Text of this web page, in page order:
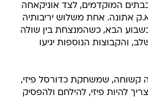
המוקדמים, לצד אוניקאחה
אתונה. אחת משלוש יריבותיה
בשבוע הבא, כשהמנצחת בין שולה
והקבוצות הנוספות יגיעו
קשוחה, שמשחקת כדורסל פיזי,
להיות פיזי, להילחם ולהפסיק